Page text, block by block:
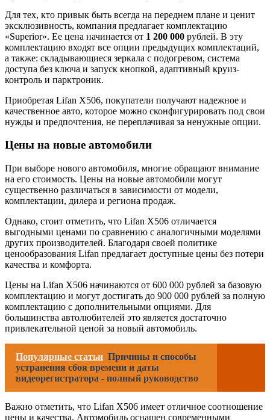
Для тех, кто привык быть всегда на переднем плане и ценит
эксклюзивность, компания предлагает комплектацию
«Superior». Ее цена начинается от 1 200 000 рублей. В эту
комплектацию входят все опции предыдущих комплектаций,
а также: складывающиеся зеркала с подогревом, система
доступа без ключа и запуск кнопкой, адаптивный круиз-
контроль и парктроник.
Приобретая Lifan X506, покупатели получают надежное и
качественное авто, которое можно сконфигурировать под свои
нужды и предпочтения, не переплачивая за ненужные опции.
Цены на новые автомобили
При выборе нового автомобиля, многие обращают внимание
на его стоимость. Цены на новые автомобили могут
существенно различаться в зависимости от модели,
комплектации, дилера и региона продаж.
Однако, стоит отметить, что Lifan X506 отличается
выгодными ценами по сравнению с аналогичными моделями
других производителей. Благодаря своей политике
ценообразования Lifan предлагает доступные цены без потери
качества и комфорта.
Цены на Lifan X506 начинаются от 600 000 рублей за базовую
комплектацию и могут достигать до 900 000 рублей за полную
комплектацию с дополнительными опциями. Для
большинства автолюбителей это является достаточно
привлекательной ценой за новый автомобиль.
Популярные статьи Причины и способы
устранения сбоя времени и даты
видеорегистратора - полный руководство
Важно отметить, что Lifan X506 имеет отличное соотношение
цены и качества. Автомобиль оснащен современными